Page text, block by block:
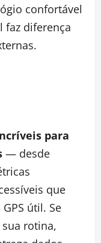
confortável
faz diferença
para
— desde
que
útil. Se
rotina,